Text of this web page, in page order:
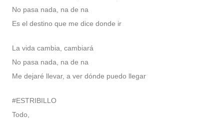
No pasa nada, na de na
Es el destino que me dice donde ir
La vida cambia, cambiará
No pasa nada, na de na
Me dejaré llevar, a ver dónde puedo llegar
#ESTRIBILLO
Todo,